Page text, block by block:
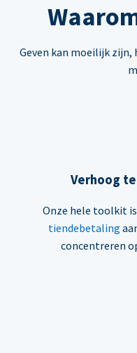
Geven kan moeilijk
Verhoog
Onze hele toolkit
tiendebetaling
concentreren